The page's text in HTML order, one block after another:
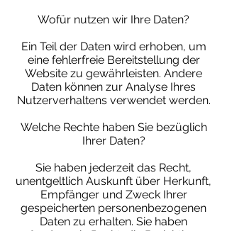
Wofür nutzen wir Ihre Daten?
Ein Teil der Daten wird erhoben, um
eine fehlerfreie Bereitstellung der
Website zu gewährleisten. Andere
Daten können zur Analyse Ihres
Nutzerverhaltens verwendet werden.
Welche Rechte haben Sie bezüglich
Ihrer Daten?
Sie haben jederzeit das Recht,
unentgeltlich Auskunft über Herkunft,
Empfänger und Zweck Ihrer
gespeicherten personenbezogenen
Daten zu erhalten. Sie haben